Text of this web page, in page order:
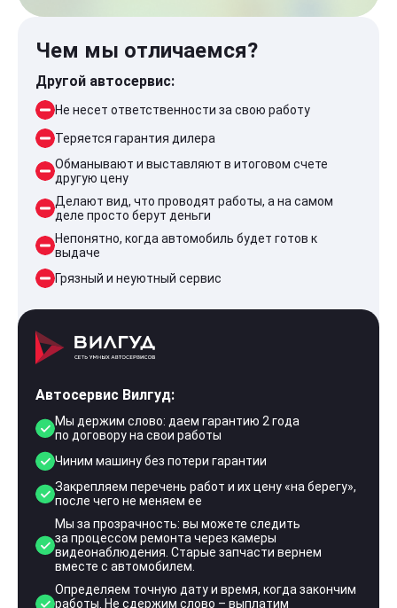
Чем мы отличаемся?
Другой автосервис:
Не несет ответственности за свою работу
Теряется гарантия дилера
Обманывают и выставляют в итоговом счете
другую цену
Делают вид, что проводят работы, а на самом
деле просто берут деньги
Непонятно, когда автомобиль будет готов к
выдаче
Грязный и неуютный сервис
Автосервис Вилгуд:
Мы держим слово: даем гарантию 2 года
по договору на свои работы
Чиним машину без потери гарантии
Закрепляем перечень работ и их цену «на берегу»,
после чего не меняем ее
Мы за прозрачность: вы можете следить
за процессом ремонта через камеры
видеонаблюдения. Старые запчасти вернем
вместе с автомобилем.
Определяем точную дату и время, когда закончим
работы. Не сдержим слово – выплатим